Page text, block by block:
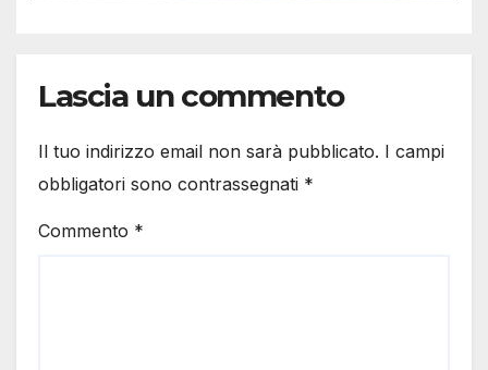
Lascia un commento
Il tuo indirizzo email non sarà pubblicato. I campi
obbligatori sono contrassegnati *
Commento *